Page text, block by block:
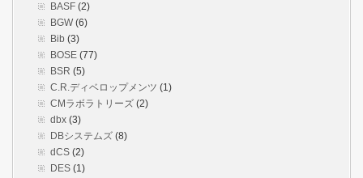
BASF (2)
BGW(6)
Bib (3)
BOSE (77)
BSR (5)
C.R.ディベロップメンツ (1)
CMラボラトリーズ (2)
dbx (3)
DBシステムズ (8)
dCS (2)
DES (1)